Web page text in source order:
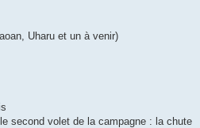
Uharu et un à venir)
second volet de la campagne : la chute